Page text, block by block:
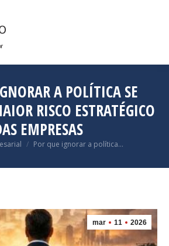
A POLÍTICA SE
RISCO ESTRATÉGICO
EMPRESAS
Por que ignorar a política…
mar 11 2026